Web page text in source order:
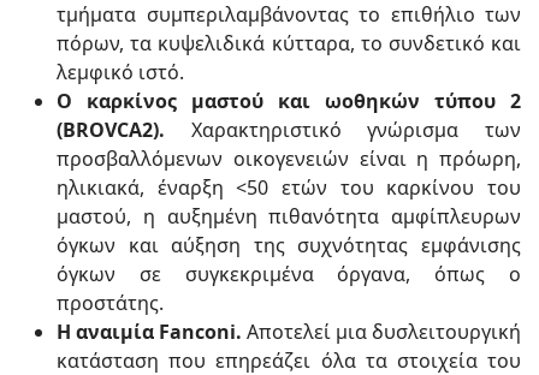
τμήματα συμπεριλαμβάνοντας το επιθήλιο των
πόρων, τα κυψελιδικά κύτταρα, το συνδετικό και
λεμφικό ιστό.
Ο καρκίνος μαστού και ωοθηκών τύπου 2
(BROVCA2). Χαρακτηριστικό γνώρισμα των
προσβαλλόμενων οικογενειών είναι η πρόωρη,
ηλικιακά, έναρξη <50 ετών του καρκίνου του
μαστού, η αυξημένη πιθανότητα αμφίπλευρων
όγκων και αύξηση της συχνότητας εμφάνισης
όγκων σε συγκεκριμένα όργανα, όπως ο
προστάτης.
Η αναιμία Fanconi. Αποτελεί μια δυσλειτουργική
κατάσταση που επηρεάζει όλα τα στοιχεία του